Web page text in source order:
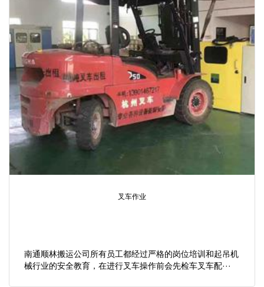
叉车作业
南通顺林搬运公司所有员工都经过严格的岗位培训和起吊机
械行业的安全教育，在进行叉车操作前会先检车叉车配···